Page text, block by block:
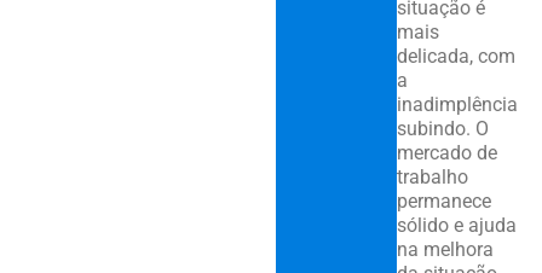
situação é
mais
delicada, com
a
inadimplência
subindo. O
mercado de
trabalho
permanece
sólido e ajuda
na melhora